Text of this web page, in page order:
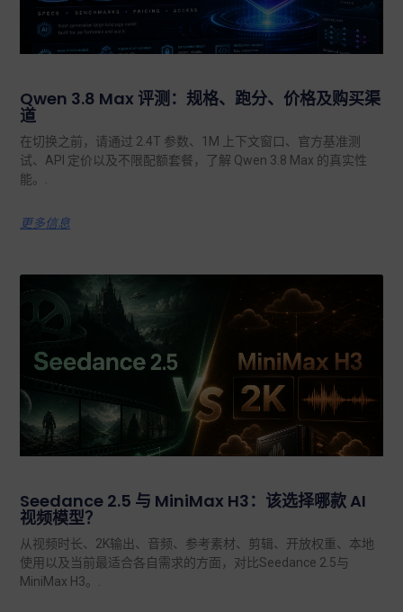
Qwen 3.8 Max 评测：规格、跑分、价格及购买渠
道
在切换之前，请通过 2.4T 参数、1M 上下文窗口、官方基准测
试、API 定价以及不限配额套餐，了解 Qwen 3.8 Max 的真实性
能。.
更多信息
Seedance 2.5 与 MiniMax H3：该选择哪款 AI
视频模型？
从视频时长、2K输出、音频、参考素材、剪辑、开放权重、本地
使用以及当前最适合各自需求的方面，对比Seedance 2.5与
MiniMax H3。.